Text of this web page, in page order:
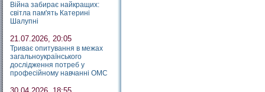
Війна забирає найкращих:
світла пам'ять Катерині
Шалупні
21.07.2026, 20:05
Триває опитування в межах
загальноукраїнського
дослідження потреб у
професійному навчанні ОМС